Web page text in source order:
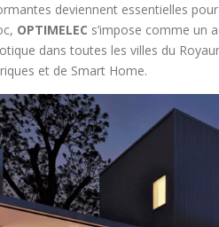
deviennent essentielles
OPTIMELEC s’impose comme un
dans toutes les villes du
et de Smart Home.